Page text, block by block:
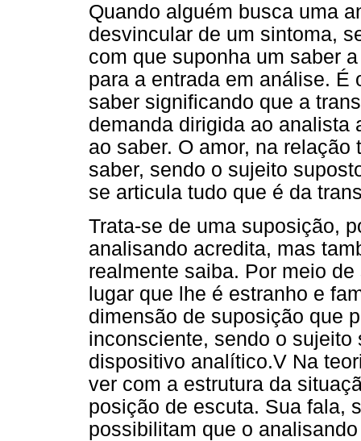
Quando alguém busca uma
desvincular de um sintoma,
com que suponha um saber
para a entrada em análise.
saber significando que a
demanda dirigida ao analista
ao saber. O amor, na
saber, sendo o sujeito
se articula tudo que é da
Trata-se de uma suposição,
analisando acredita, mas
realmente saiba. Por meio
lugar que lhe é estranho e
dimensão de suposição que
inconsciente, sendo o
dispositivo analítico.V Na
ver com a estrutura da
posição de escuta. Sua fala,
possibilitam que o